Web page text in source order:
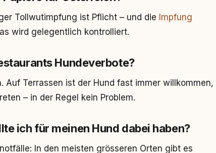
Tollwutimpfung ist Pflicht – und die Impfung
wird gelegentlich kontrolliert.
Hundeverbote?
Auf Terrassen ist der Hund fast immer willkommen,
– in der Regel kein Problem.
ich für meinen Hund dabei haben?
In den meisten grösseren Orten gibt es